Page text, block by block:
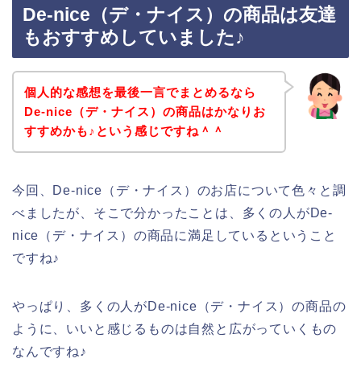
De-nice（デ・ナイス）の商品は友達
もおすすめしていました♪
個人的な感想を最後一言でまとめるなら
De-nice（デ・ナイス）の商品はかなりお
すすめかも♪という感じですね＾＾
今回、De-nice（デ・ナイス）のお店について色々と調
べましたが、そこで分かったことは、多くの人がDe-
nice（デ・ナイス）の商品に満足しているということ
ですね♪
やっぱり、多くの人がDe-nice（デ・ナイス）の商品の
ように、いいと感じるものは自然と広がっていくもの
なんですね♪